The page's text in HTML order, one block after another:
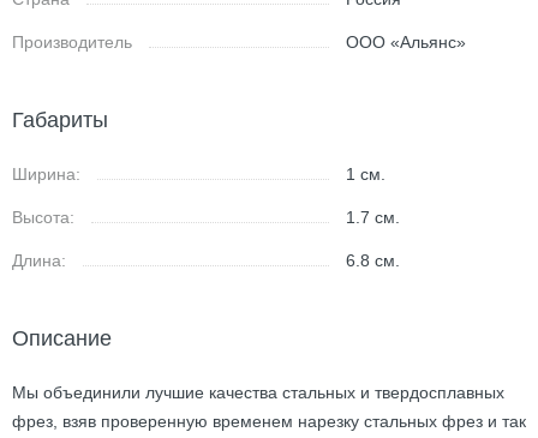
Производитель ООО «Альянс»
Габариты
Ширина: 1см.
Высота: 1.7см.
Длина: 6.8см.
Описание
Мы объединили лучшие качества стальных и твердосплавных
фрез, взяв проверенную временем нарезку стальных фрез и так